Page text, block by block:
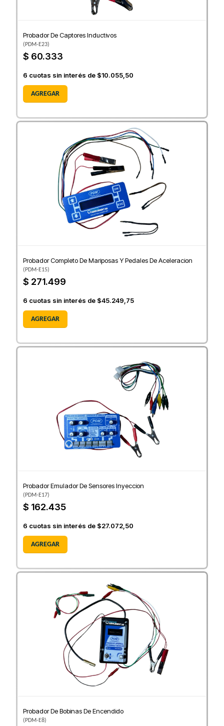
Probador De Captores Inductivos
(PDM-E23)
$ 60.333
6 cuotas sin interés de $10.055,50
AGREGAR
Probador Completo De Mariposas Y Pedales De Aceleracion
(PDM-E15)
$ 271.499
6 cuotas sin interés de $45.249,75
AGREGAR
Probador Emulador De Sensores Inyeccion
(PDM-E17)
$ 162.435
6 cuotas sin interés de $27.072,50
AGREGAR
Probador De Bobinas De Encendido
(PDM-E8)